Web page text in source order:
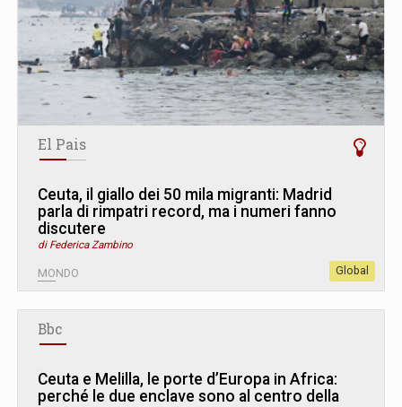
El Pais
Ceuta, il giallo dei 50 mila migranti: Madrid
parla di rimpatri record, ma i numeri fanno
discutere
di Federica Zambino
MONDO Global
Bbc
Ceuta e Melilla, le porte d’Europa in Africa:
perché le due enclave sono al centro della